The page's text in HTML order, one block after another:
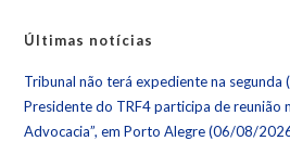
Últimas notícias
Tribunal não terá expediente na segunda
Presidente do TRF4 participa de reunião
Advocacia”, em Porto Alegre (06/08/